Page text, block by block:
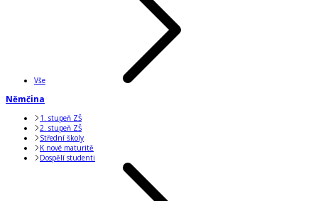
Vše
Němčina
1. stupeň ZŠ
2. stupeň ZŠ
Střední školy
K nové maturitě
Dospělí studenti